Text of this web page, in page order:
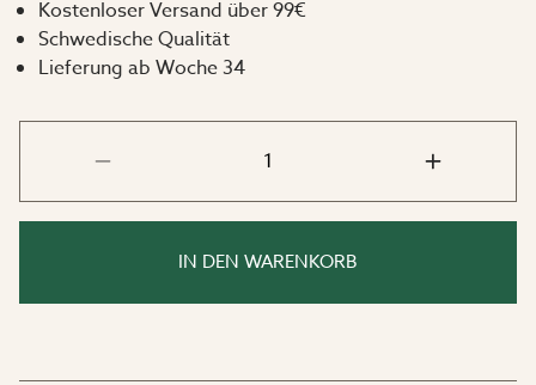
Pflegeleicht
Sowohl das Aluminiumgestell als auch die
Keramikplatte bestehen aus pflegeleichten Materialien
– genau wie es bei Outdoor-Möbeln sein sollte!
Wischen Sie Tischplatte und Beine bei Bedarf einfach
mit einem Tuch und lauwarmem Wasser ab.
Kostenloser Versand über 99€
Schwedische Qualität
Lieferung ab Woche 34
IN DEN WARENKORB